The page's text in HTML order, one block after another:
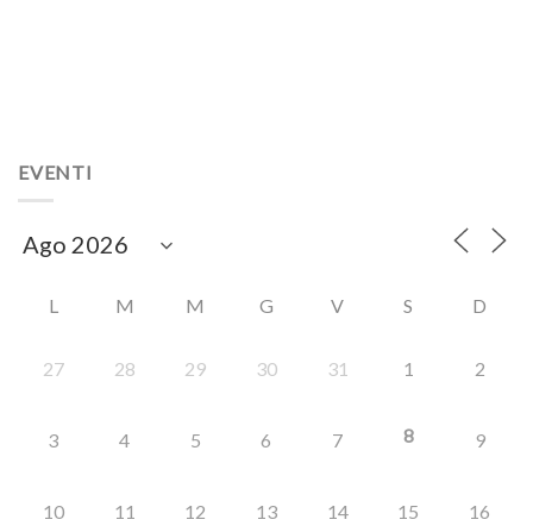
EVENTI
L M M G V S D
27 28 29 30 31 1 2
3 4 5 6 7 8 9
10 11 12 13 14 15 16